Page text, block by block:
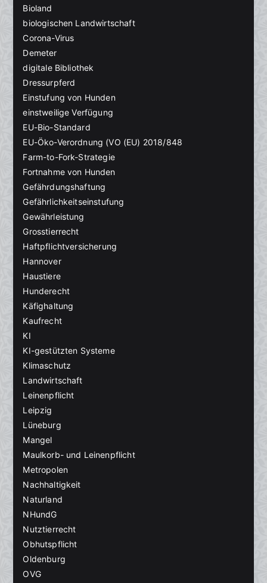
Bioland
biologischen Landwirtschaft
Corona-Virus
Demeter
digitale Bibliothek
Dressurpferd
Einstufung von Hunden
einstweilige Verfügung
EU-Bio-Standard
EU-Öko-Verordnung (VO (EU) 2018/848
Farm-to-Fork-Strategie
Fortnahme von Hunden
Gefährdungshaftung
Gefährlichkeitseinstufung
Gewährleistung
Grosstierrecht
Haftpflichtversicherung
Hannover
Haustiere
Hunderecht
Käfighaltung
Kaufrecht
KI
KI-gestützten Systeme
Klimaschutz
Landwirtschaft
Leinenpflicht
Leipzig
Lüneburg
Mangel
Maulkorb- und Leinenpflicht
Metropolen
Nachhaltigkeit
Naturland
NHundG
Nutztierrecht
Obhutspflicht
Oldenburg
OVG